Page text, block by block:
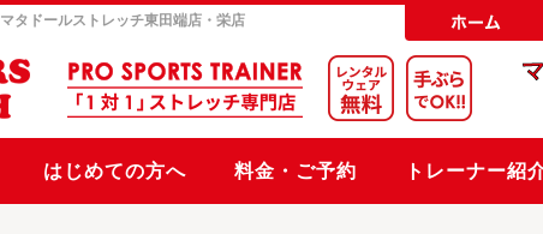
マタドールストレッチ東田端店・栄店
はじめての方へ 料金・ご予約 トレーナー紹